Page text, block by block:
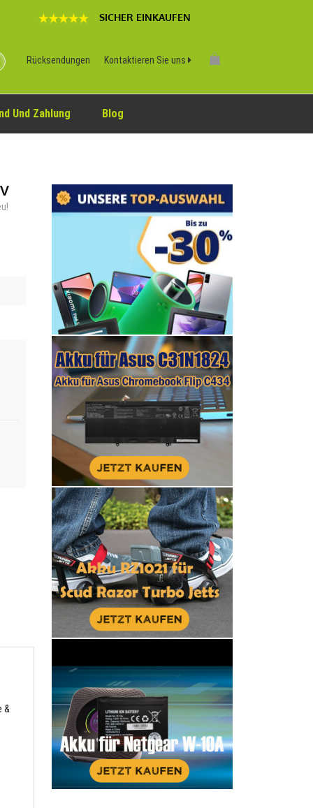
SICHER EINKAUFEN
Rücksendungen Kontaktieren Sie uns
Und Zahlung Blog
&